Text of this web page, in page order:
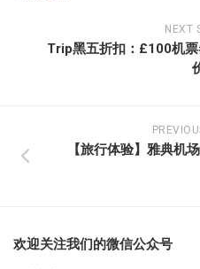
NEXT
Trip黑五折扣：£100机
【旅行体验】雅典机
欢迎关注我们的微信公众号